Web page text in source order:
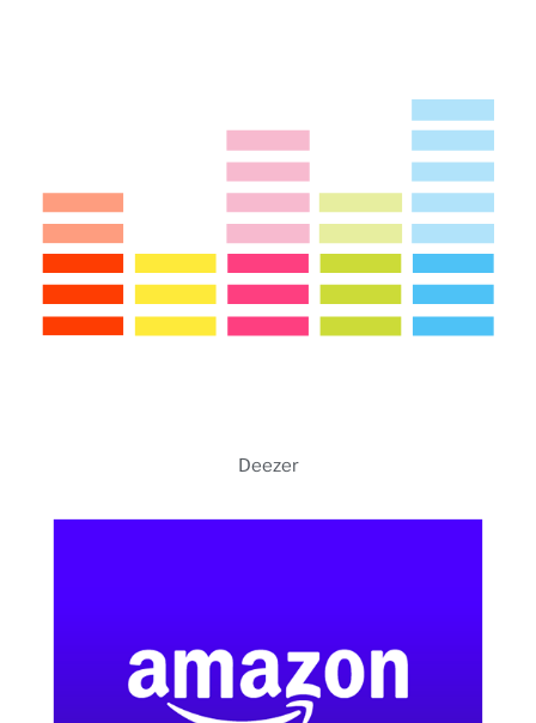
Deezer